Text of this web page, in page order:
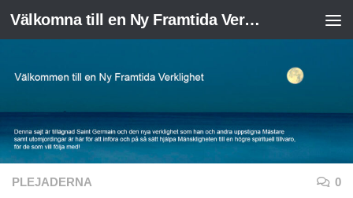
Skip to content Välkomna till en Ny Framtida Verklighet
PLEJADERNA 0